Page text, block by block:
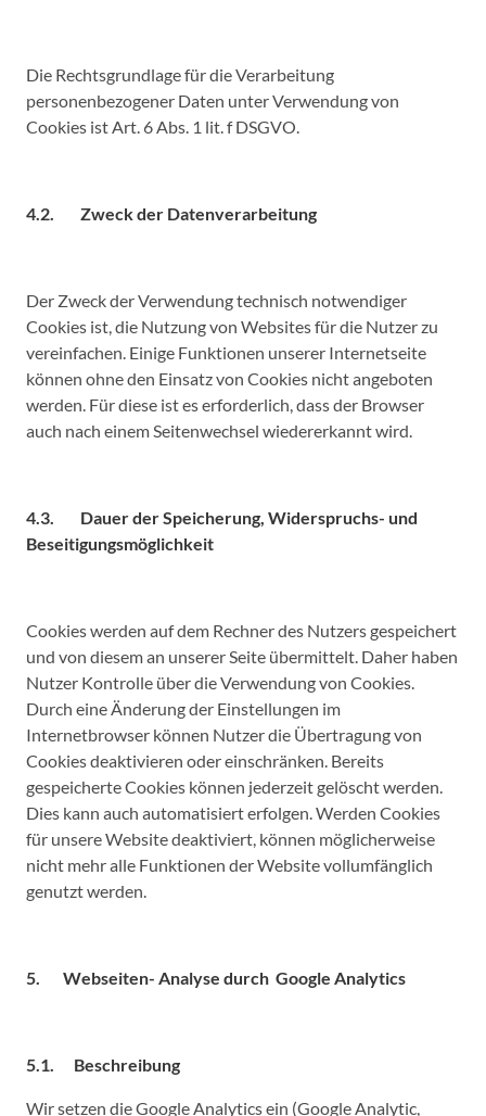
Die Rechtsgrundlage für die Verarbeitung
personenbezogener Daten unter Verwendung von
Cookies ist Art. 6 Abs. 1 lit. f DSGVO.
4.2. Zweck der Datenverarbeitung
Der Zweck der Verwendung technisch notwendiger
Cookies ist, die Nutzung von Websites für die Nutzer zu
vereinfachen. Einige Funktionen unserer Internetseite
können ohne den Einsatz von Cookies nicht angeboten
werden. Für diese ist es erforderlich, dass der Browser
auch nach einem Seitenwechsel wiedererkannt wird.
4.3. Dauer der Speicherung, Widerspruchs- und
Beseitigungsmöglichkeit
Cookies werden auf dem Rechner des Nutzers gespeichert
und von diesem an unserer Seite übermittelt. Daher haben
Nutzer Kontrolle über die Verwendung von Cookies.
Durch eine Änderung der Einstellungen im
Internetbrowser können Nutzer die Übertragung von
Cookies deaktivieren oder einschränken. Bereits
gespeicherte Cookies können jederzeit gelöscht werden.
Dies kann auch automatisiert erfolgen. Werden Cookies
für unsere Website deaktiviert, können möglicherweise
nicht mehr alle Funktionen der Website vollumfänglich
genutzt werden.
5. Webseiten- Analyse durch Google Analytics
5.1. Beschreibung
Wir setzen die Google Analytics ein (Google Analytic,